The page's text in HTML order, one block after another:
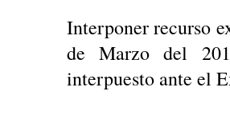
Interponer recurso
de Marzo del
interpuesto ante el